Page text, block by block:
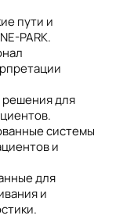
пути и
PARK.
для
системы
и
для
и